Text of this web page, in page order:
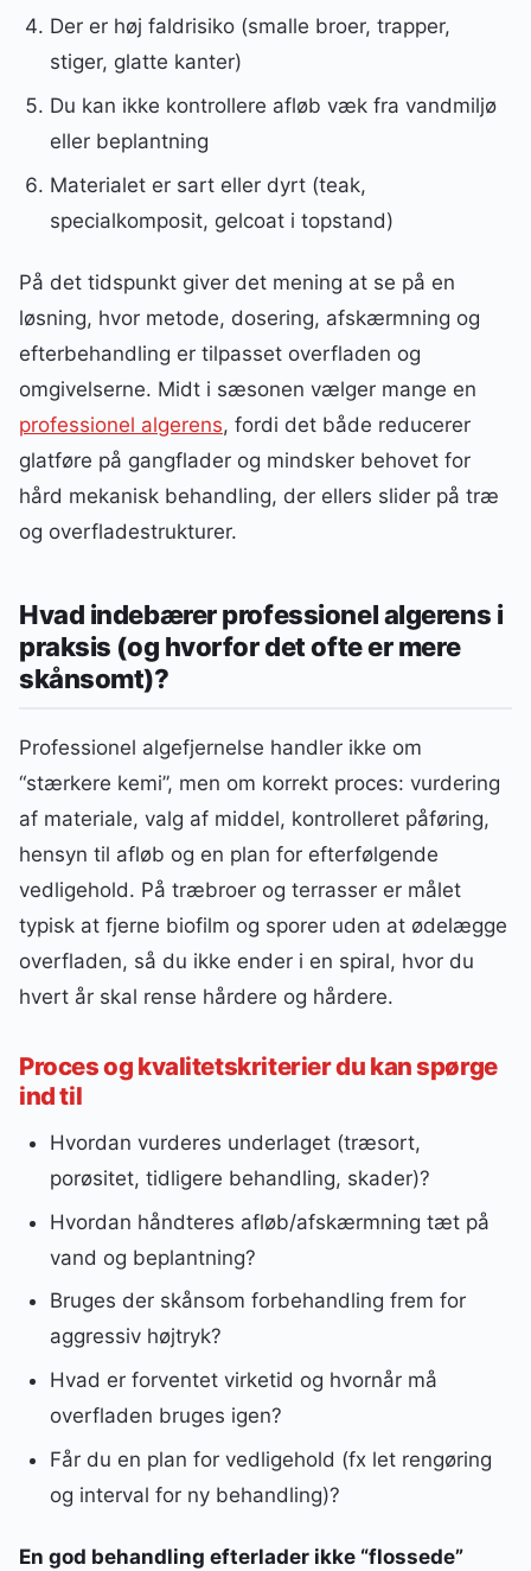
Der er høj faldrisiko (smalle broer, trapper,
stiger, glatte kanter)
Du kan ikke kontrollere afløb væk fra vandmiljø
eller beplantning
Materialet er sart eller dyrt (teak,
specialkomposit, gelcoat i topstand)
På det tidspunkt giver det mening at se på en
løsning, hvor metode, dosering, afskærmning og
efterbehandling er tilpasset overfladen og
omgivelserne. Midt i sæsonen vælger mange en
professionel algerens, fordi det både reducerer
glatføre på gangflader og mindsker behovet for
hård mekanisk behandling, der ellers slider på træ
og overfladestrukturer.
Hvad indebærer professionel algerens i
praksis (og hvorfor det ofte er mere
skånsomt)?
Professionel algefjernelse handler ikke om
“stærkere kemi”, men om korrekt proces: vurdering
af materiale, valg af middel, kontrolleret påføring,
hensyn til afløb og en plan for efterfølgende
vedligehold. På træbroer og terrasser er målet
typisk at fjerne biofilm og sporer uden at ødelægge
overfladen, så du ikke ender i en spiral, hvor du
hvert år skal rense hårdere og hårdere.
Proces og kvalitetskriterier du kan spørge
ind til
Hvordan vurderes underlaget (træsort,
porøsitet, tidligere behandling, skader)?
Hvordan håndteres afløb/afskærmning tæt på
vand og beplantning?
Bruges der skånsom forbehandling frem for
aggressiv højtryk?
Hvad er forventet virketid og hvornår må
overfladen bruges igen?
Får du en plan for vedligehold (fx let rengøring
og interval for ny behandling)?
En god behandling efterlader ikke “flossede”